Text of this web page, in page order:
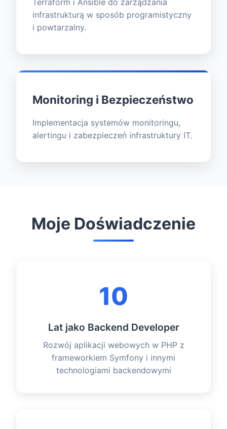
Terraform i Ansible do zarządzania
infrastrukturą w sposób programistyczny
i powtarzalny.
Monitoring i Bezpieczeństwo
Implementacja systemów monitoringu,
alertingu i zabezpieczeń infrastruktury IT.
Moje Doświadczenie
10
Lat jako Backend Developer
Rozwój aplikacji webowych w PHP z
frameworkiem Symfony i innymi
technologiami backendowymi